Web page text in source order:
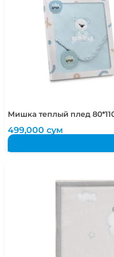
Мишка теплый плед
499,000сум